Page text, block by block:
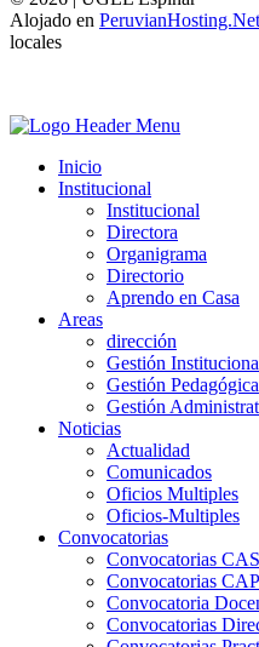
Alojado en PeruvianHosting.Net
locales
Inicio
Institucional
Institucional
Directora
Organigrama
Directorio
Aprendo en Casa
Areas
dirección
Gestión
Gestión Pedagógica
Gestión
Noticias
Actualidad
Comunicados
Oficios Multiples
Oficios-Multiples
Convocatorias
Convocatorias CAS
Convocatorias CAP
Convocatoria
Convocatorias